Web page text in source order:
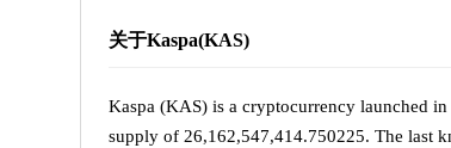
关于Kaspa(KAS)
Kaspa (KAS) is a cryptocurrency launched
supply of 26,162,547,414.750225. The last